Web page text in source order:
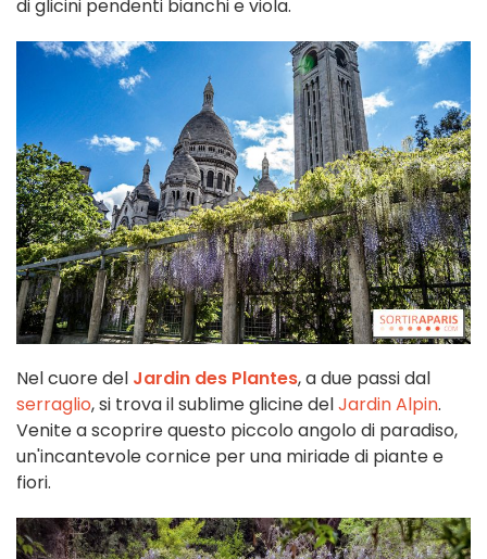
di glicini pendenti bianchi e viola.
Nel cuore del Jardin des Plantes, a due passi dal
serraglio, si trova il sublime glicine delJardin Alpin.
Venite a scoprire questo piccolo angolo di paradiso,
un'incantevole cornice per una miriade di piante e
fiori.